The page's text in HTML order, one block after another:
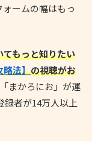
ームの幅はもっ
もっと知りたい
略法】の視聴がお
まかろにお」が運
録者が14万人以上